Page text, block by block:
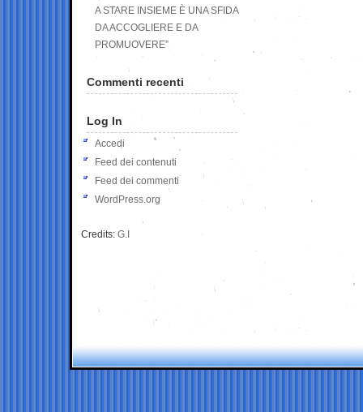
A STARE INSIEME È UNA SFIDA
DA ACCOGLIERE E DA
PROMUOVERE”
Commenti recenti
Log In
Accedi
Feed dei contenuti
Feed dei commenti
WordPress.org
Credits: G.I